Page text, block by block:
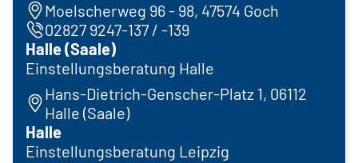
Moelscherweg 96 - 98, 47574 Goch
02827 9247-137 / -139
Halle (Saale)
Einstellungsberatung Halle
Hans-Dietrich-Genscher-Platz 1, 06112
Halle (Saale)
Halle
Einstellungsberatung Leipzig